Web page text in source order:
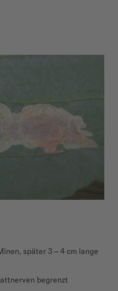
später 3 – 4 cm lange
begrenzt